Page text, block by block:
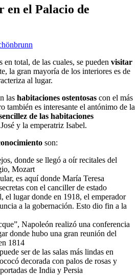
en el Palacio de
en total, de las cuales, se pueden visitar
la gran mayoría de los interiores es de
al lugar.
las habitaciones ostentosas con el más
también es interesante el antónimo de la
de las habitaciones
y la emperatriz Isabel.
son:
donde se llegó a oír recitales del
Mozart
es aquí donde María Teresa
con el canciller de estado
el lugar donde en 1918, el emperador
a la gobernación. Esto dio fin a la
Napoleón realizó una conferencia
donde hubo una gran reunión del
1814
ser de las salas más lindas en
decorada con palos de rosas y
de India y Persia